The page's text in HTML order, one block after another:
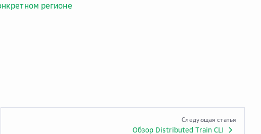
регионе
Следующая статья
Обзор Distributed Train CLI